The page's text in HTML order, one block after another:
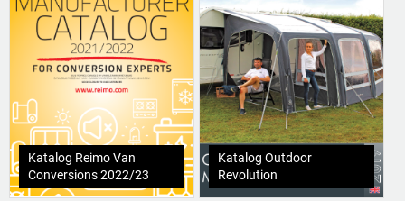
Katalog Reimo Van
Conversions 2022/23
Katalog Outdoor
Revolution